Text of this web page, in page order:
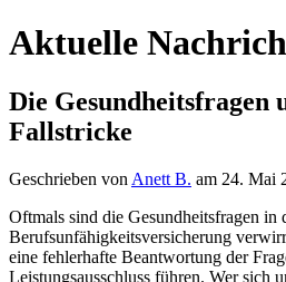
Aktuelle
Die Gesundheitsfragen
Fallstricke
Geschrieben von Anett B. am 24. Mai
Oftmals sind die Gesundheitsfragen in
Berufsunfähigkeitsversicherung
eine fehlerhafte Beantwortung der
Leistungsausschluss führen. Wersich